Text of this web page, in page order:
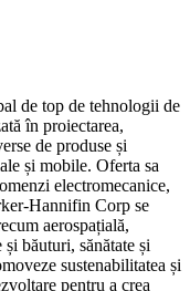
de top de tehnologii de
în proiectarea,
de produse și
și mobile. Oferta sa
electromecanice,
Hannifin Corp se
aerospațială,
băuturi, sănătate și
sustenabilitatea și
pentru a crea